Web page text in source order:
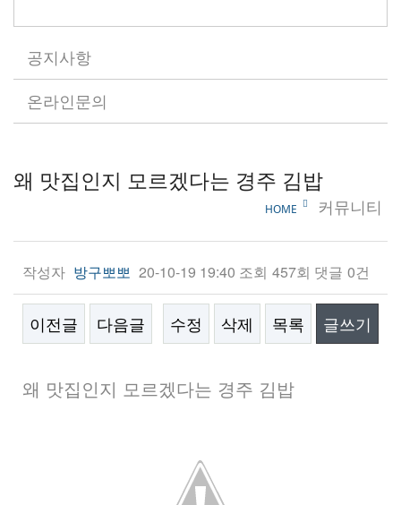
공지사항
온라인문의
왜 맛집인지 모르겠다는 경주 김밥
HOME 커뮤니티
작성자 방구뽀뽀 20-10-19 19:40 조회 457회 댓글 0건
이전글 다음글 수정 삭제 목록 글쓰기
본문
왜 맛집인지 모르겠다는 경주 김밥